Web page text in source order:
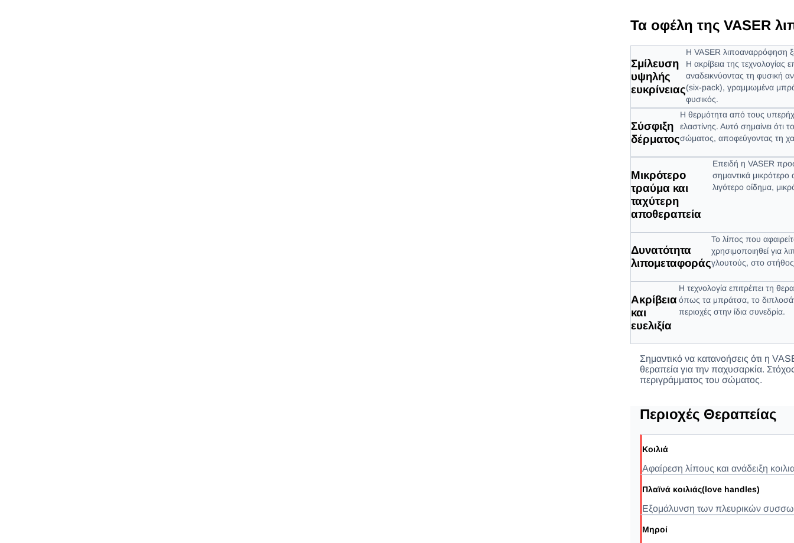
Τα οφέλη της VASER
Σμίλευση
υψηλής
ευκρίνειας
Η VASER λιποαναρρόφηση
Η ακρίβεια της τεχνολογίας
αναδεικνύοντας τη φυσική
(six-pack), γραμμωμένα
φυσικός.
Σύσφιξη
δέρματος
Η θερμότητα από τους
ελαστίνης. Αυτό σημαίνει
σώματος, αποφεύγοντας τη
Μικρότερο
τραύμα και
ταχύτερη
αποθεραπεία
Επειδή η VASER
σημαντικά
λιγότερο οίδημα,
Δυνατότητα
λιπομεταφοράς
Το λίπος που
χρησιμοποιηθεί για
γλουτούς, στο
Ακρίβεια
και
ευελιξία
Η τεχνολογία επιτρέπει τη
όπως τα μπράτσα, το
περιοχές στην ίδια συνεδρία.
Σημαντικό να κατανοήσεις ότι η
θεραπεία για την παχυσαρκία.
περιγράμματος του σώματος.
Περιοχές Θεραπείας
Κοιλιά
Αφαίρεση λίπους και ανάδειξη
Πλαϊνά κοιλιάς(love handles)
Εξομάλυνση των πλευρικών
Μηροί